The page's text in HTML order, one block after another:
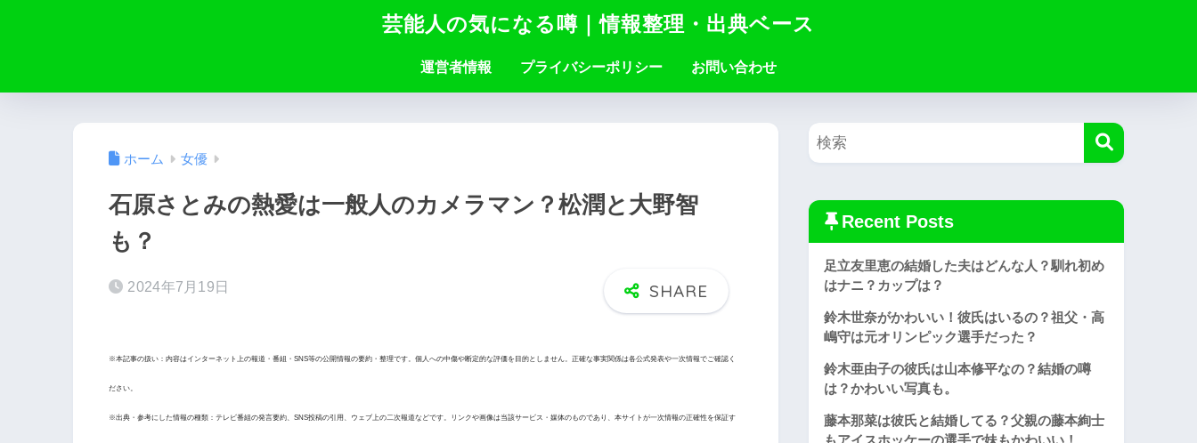
芸能人の気になる噂｜情報整理・出典ベース
運営者情報 プライバシーポリシー お問い合わせ
ホーム 女優
石原さとみの熱愛は一般人のカメラマン？松潤と大野智
も？
2024年7月19日
※本記事の扱い：内容はインターネット上の報道・番組・SNS等の公開情報の要約・整理です。個人への中傷や断定的な評価を目的としません。正確な事実関係は各公式発表や一次情報でご確認く
ださい。
※出典・参考にした情報の種類：テレビ番組の発言要約、SNS投稿の引用、ウェブ上の二次報道などです。リンクや画像は当該サービス・媒体のものであり、本サイトが一次情報の正確性を保証す
Recent Posts
足立友里恵の結婚した夫はどんな人？馴れ初め
はナニ？カップは？
鈴木世奈がかわいい！彼氏はいるの？祖父・高
嶋守は元オリンピック選手だった？
鈴木亜由子の彼氏は山本修平なの？結婚の噂
は？かわいい写真も。
藤本那菜は彼氏と結婚してる？父親の藤本絢士